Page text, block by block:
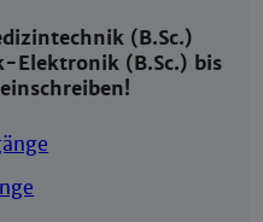
(B.Sc.)
Elektronik (B.Sc.) bis